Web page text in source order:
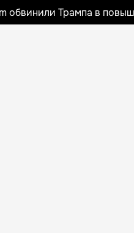
обвинили Трампа в